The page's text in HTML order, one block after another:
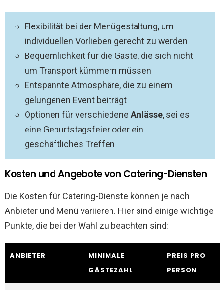
Flexibilität bei der Menügestaltung, um
individuellen Vorlieben gerecht zu werden
Bequemlichkeit für die Gäste, die sich nicht
um Transport kümmern müssen
Entspannte Atmosphäre, die zu einem
gelungenen Event beiträgt
Optionen für verschiedene Anlässe, sei es
eine Geburtstagsfeier oder ein
geschäftliches Treffen
Kosten und Angebote von Catering-Diensten
Die Kosten für Catering-Dienste können je nach
Anbieter und Menü variieren. Hier sind einige wichtige
Punkte, die bei der Wahl zu beachten sind:
ANBIETER
MINIMALE
GÄSTEZAHL
PREIS PRO
PERSON